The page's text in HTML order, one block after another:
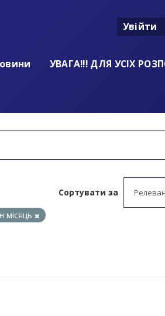
Увійти
УВАГА!!! ДЛЯ УСІХ
Сортувати за
місяць